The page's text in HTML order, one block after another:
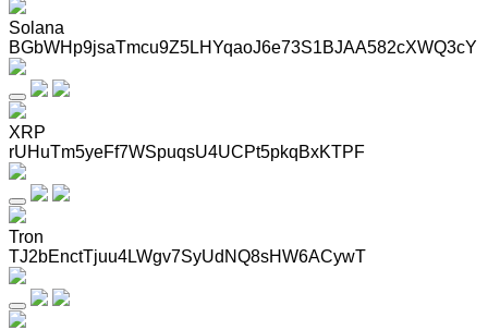
Solana
BGbWHp9jsaTmcu9Z5LHYqaoJ6e73S1BJAA582cXWQ3cY
XRP
rUHuTm5yeFf7WSpuqsU4UCPt5pkqBxKTPF
Tron
TJ2bEnctTjuu4LWgv7SyUdNQ8sHW6ACywT